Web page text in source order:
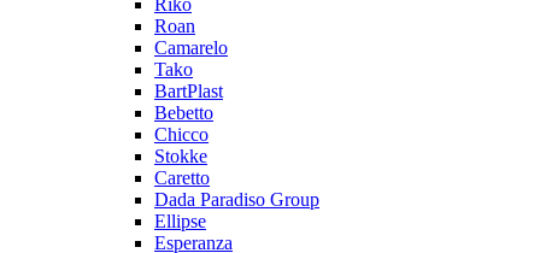
Riko
Roan
Camarelo
Tako
BartPlast
Bebetto
Chicco
Stokke
Caretto
Dada Paradiso Group
Ellipse
Esperanza